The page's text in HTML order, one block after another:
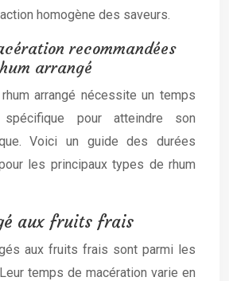
homogène des saveurs.
recommandées
arrangé
arrangé nécessite un temps
pour atteindre son
Voici un guide des durées
les principaux types de rhum
aux fruits frais
aux fruits frais sont parmi les
temps de macération varie en